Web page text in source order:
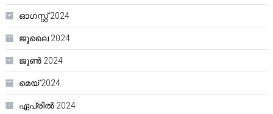
ഓഗസ്റ്റ്‌ 2024
ജൂലൈ 2024
ജൂൺ 2024
മെയ്‌ 2024
ഏപ്രിൽ 2024